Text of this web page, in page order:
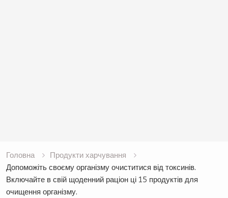
Головна
Продукти харчування
Допоможіть своєму організму очиститися від токсинів.
Включайте в свій щоденний раціон ці 15 продуктів для
очищення організму.